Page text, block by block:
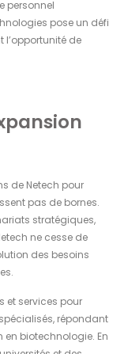
personnel
pose un défi
l’opportunité de
de Netech pour
pas de bornes.
stratégiques,
ne cesse de
des besoins
et services pour
répondant
biotechnologie. En